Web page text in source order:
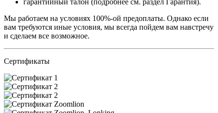
гарантийный талон (подробнее см. раздел Гарантия).
Мы работаем на условиях 100%-ой предоплаты. Однако если
вам требуются иные условия, мы всегда пойдем вам навстречу
и сделаем все возможное.
Сертификаты